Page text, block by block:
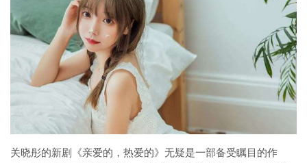
关晓彤的新剧《亲爱的，热爱的》无疑是一部备受瞩目的作